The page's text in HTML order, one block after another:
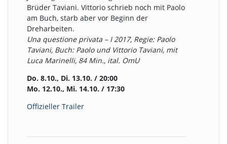
Brüder Taviani. Vittorio schrieb noch mit Paolo
am Buch, starb aber vor Beginn der
Dreharbeiten.
Una questione privata – I 2017, Regie: Paolo
Taviani, Buch: Paolo und Vittorio Taviani, mit
Luca Marinelli, 84 Min., ital. OmU
Do. 8.10., Di. 13.10. / 20:00
Mo. 12.10., Mi. 14.10. / 17:30
Offizieller Trailer